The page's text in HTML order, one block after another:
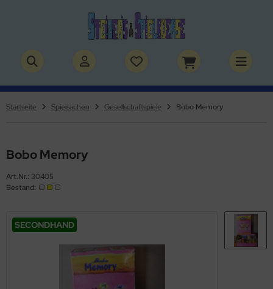
Startseite Spielsachen Gesellschaftspiele Bobo Memory
Bobo Memory
Art.Nr.: 30405
Bestand:
SECONDHAND